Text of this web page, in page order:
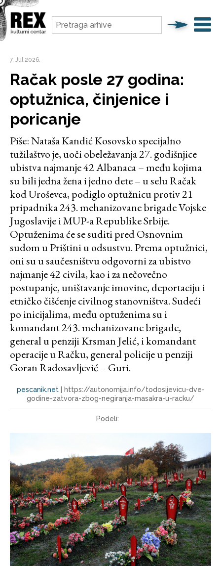
7. Jul 2026.
Račak posle 27 godina:
optužnica, činjenice i
poricanje
Piše: Nataša Kandić Kosovsko specijalno
tužilaštvo je, uoči obeležavanja 27. godišnjice
ubistva najmanje 42 Albanaca – među kojima
su bili jedna žena i jedno dete – u selu Račak
kod Uroševca, podiglo optužnicu protiv 21
pripadnika 243. mehanizovane brigade Vojske
Jugoslavije i MUP-a Republike Srbije.
Optuženima će se suditi pred Osnovnim
sudom u Prištini u odsustvu. Prema optužnici,
oni su u saučesništvu odgovorni za ubistvo
najmanje 42 civila, kao i za nečovečno
postupanje, uništavanje imovine, deportaciju i
etničko čišćenje civilnog stanovništva. Sudeći
po inicijalima, među optuženima su i
komandant 243. mehanizovane brigade,
general u penziji Krsman Jelić, i komandant
operacije u Račku, general policije u penziji
Goran Radosavljević – Guri.
pescanik.net|
https://autonomija.info/todosijevicu-dve-
godine-zatvora-zbog-negiranja-masakra-u-racku/